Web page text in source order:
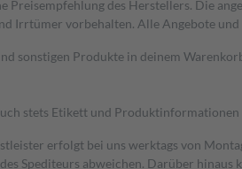
des Herstellers. Die
Irrtümer vorbehalten. Alle Angebote
sonstigen Produkte in deinem
stets Etikett und Produktinformationen
erfolgt bei uns werktags von
Spediteurs abweichen. Darüber